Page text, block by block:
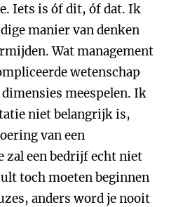
Iets is óf dit, óf dat. Ik
manier van denken
Wat management
wetenschap
meespelen. Ik
niet belangrijk is,
van een
zal een bedrijf echt niet
toch moeten beginnen
anders word je nooit